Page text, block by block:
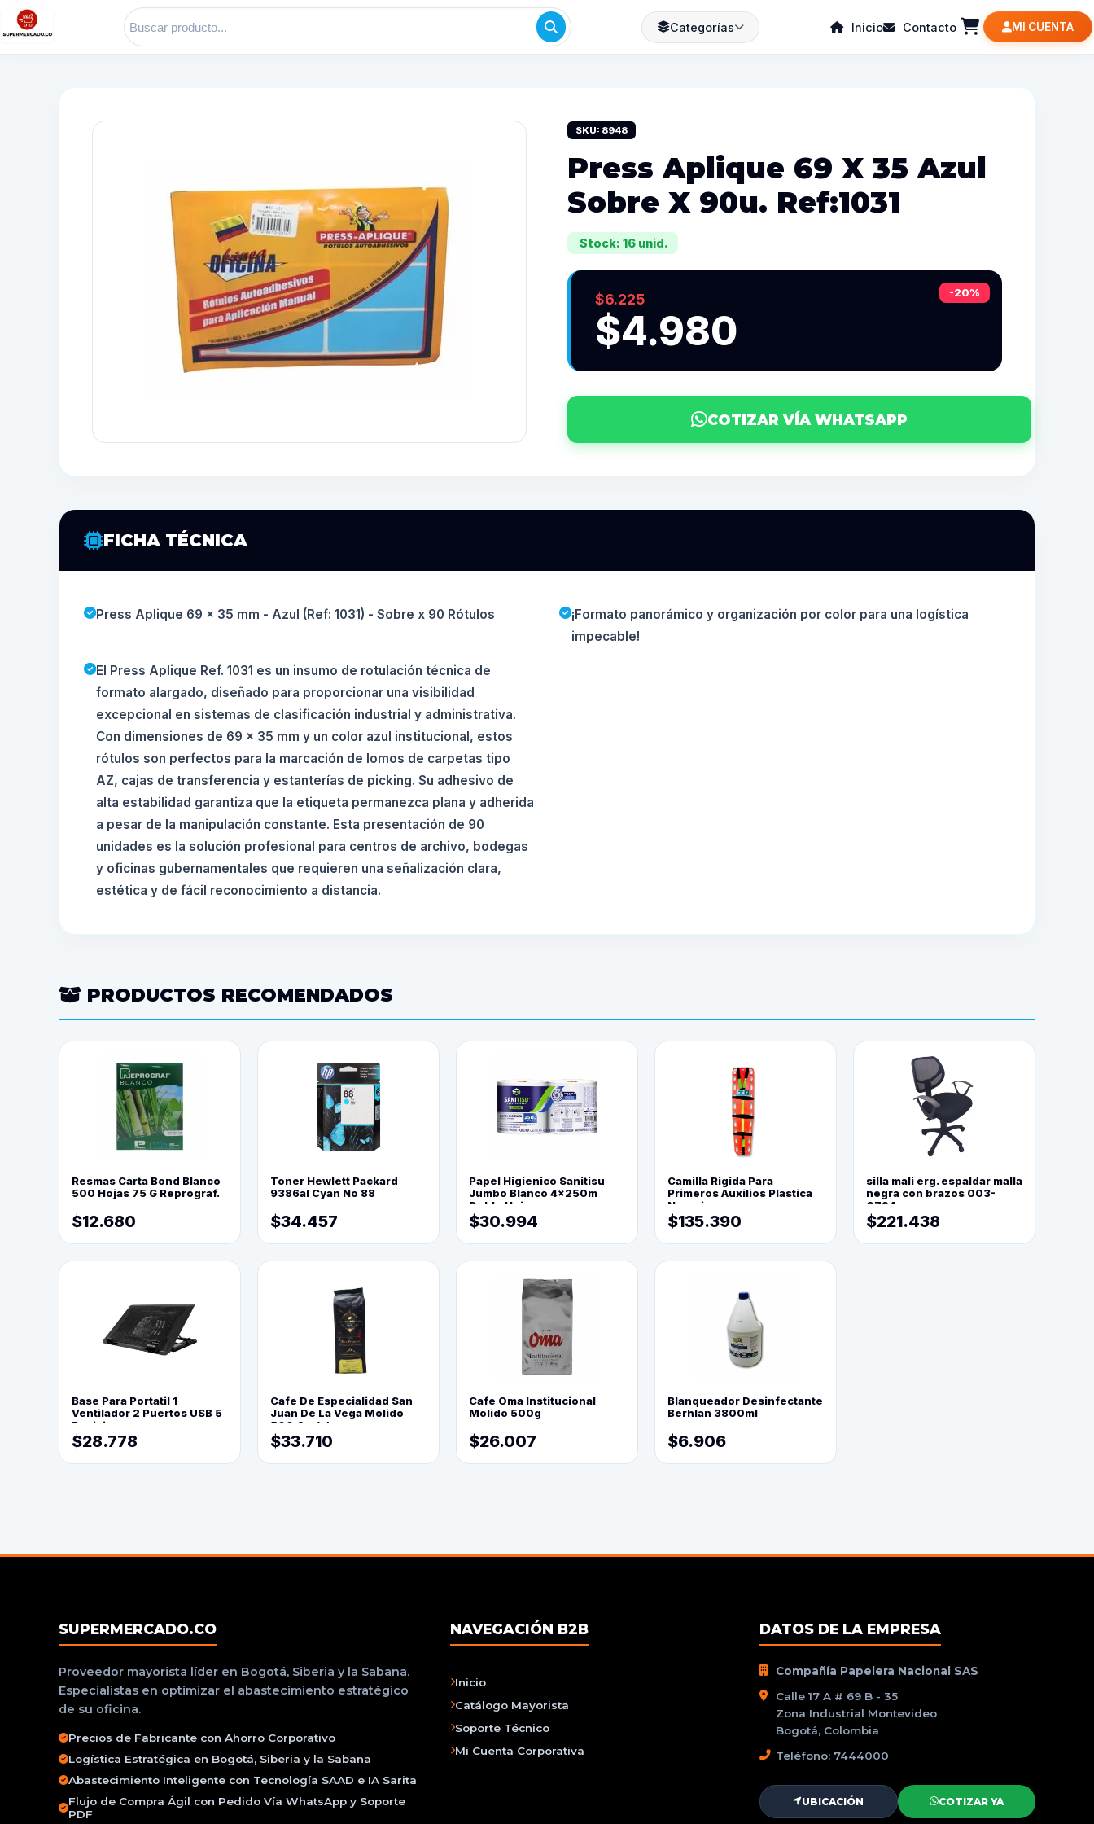
Categorías Inicio Contacto MI CUENTA
SKU: 8948
Press Aplique 69 X 35 Azul
Sobre X 90u. Ref:1031
Stock: 16 unid.
-20%
$6.225
$4.980
COTIZAR VÍA WHATSAPP
FICHA TÉCNICA
Press Aplique 69 x 35 mm - Azul (Ref: 1031) - Sobre x 90 Rótulos
¡Formato panorámico y organización por color para una logística
impecable!
El Press Aplique Ref. 1031 es un insumo de rotulación técnica de
formato alargado, diseñado para proporcionar una visibilidad
excepcional en sistemas de clasificación industrial y administrativa.
Con dimensiones de 69 x 35 mm y un color azul institucional, estos
rótulos son perfectos para la marcación de lomos de carpetas tipo
AZ, cajas de transferencia y estanterías de picking. Su adhesivo de
alta estabilidad garantiza que la etiqueta permanezca plana y adherida
a pesar de la manipulación constante. Esta presentación de 90
unidades es la solución profesional para centros de archivo, bodegas
y oficinas gubernamentales que requieren una señalización clara,
estética y de fácil reconocimiento a distancia.
PRODUCTOS RECOMENDADOS
Resmas Carta Bond Blanco
500 Hojas 75 G Reprograf.
$12.680
Toner Hewlett Packard
9386al Cyan No 88
$34.457
Papel Higienico Sanitisu
Jumbo Blanco 4x250m
Doble Hoja
$30.994
Camilla Rigida Para
Primeros Auxilios Plastica
Naranja
$135.390
silla mali erg. espaldar malla
negra con brazos 003-
0794
$221.438
Base Para Portatil 1
Ventilador 2 Puertos USB 5
Posiciones
$28.778
Cafe De Especialidad San
Juan De La Vega Molido
500 Grs(=)
$33.710
Cafe Oma Institucional
Molido 500g
$26.007
Blanqueador Desinfectante
Berhlan 3800ml
$6.906
SUPERMERCADO.CO
Proveedor mayorista líder en Bogotá, Siberia y la Sabana.
Especialistas en optimizar el abastecimiento estratégico
de su oficina.
Precios de Fabricante con Ahorro Corporativo
Logística Estratégica en Bogotá, Siberia y la Sabana
Abastecimiento Inteligente con Tecnología SAAD e IA Sarita
Flujo de Compra Ágil con Pedido Vía WhatsApp y Soporte
PDF
NAVEGACIÓN B2B
Inicio
Catálogo Mayorista
Soporte Técnico
Mi Cuenta Corporativa
DATOS DE LA EMPRESA
Compañía Papelera Nacional SAS
Calle 17 A # 69 B - 35
Zona Industrial Montevideo
Bogotá, Colombia
Teléfono: 7444000
UBICACIÓN COTIZAR YA